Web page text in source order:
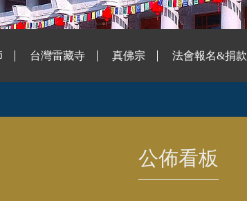
台灣雷藏寺 真佛宗 法會報名&捐款
公佈看板